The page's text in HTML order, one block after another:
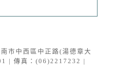
市中西區中正路(湯德章大
| 傳真：(06)2217232 |